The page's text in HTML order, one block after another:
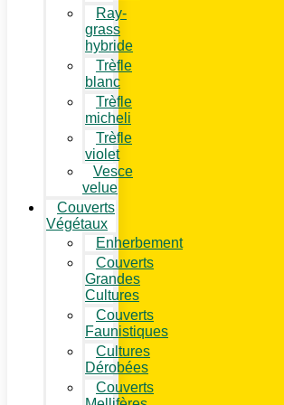
Ray-
grass
hybride
Trèfle
blanc
Trèfle
micheli
Trèfle
violet
Vesce
velue
Couverts
Végétaux
Enherbement
Couverts
Grandes
Cultures
Couverts
Faunistiques
Cultures
Dérobées
Couverts